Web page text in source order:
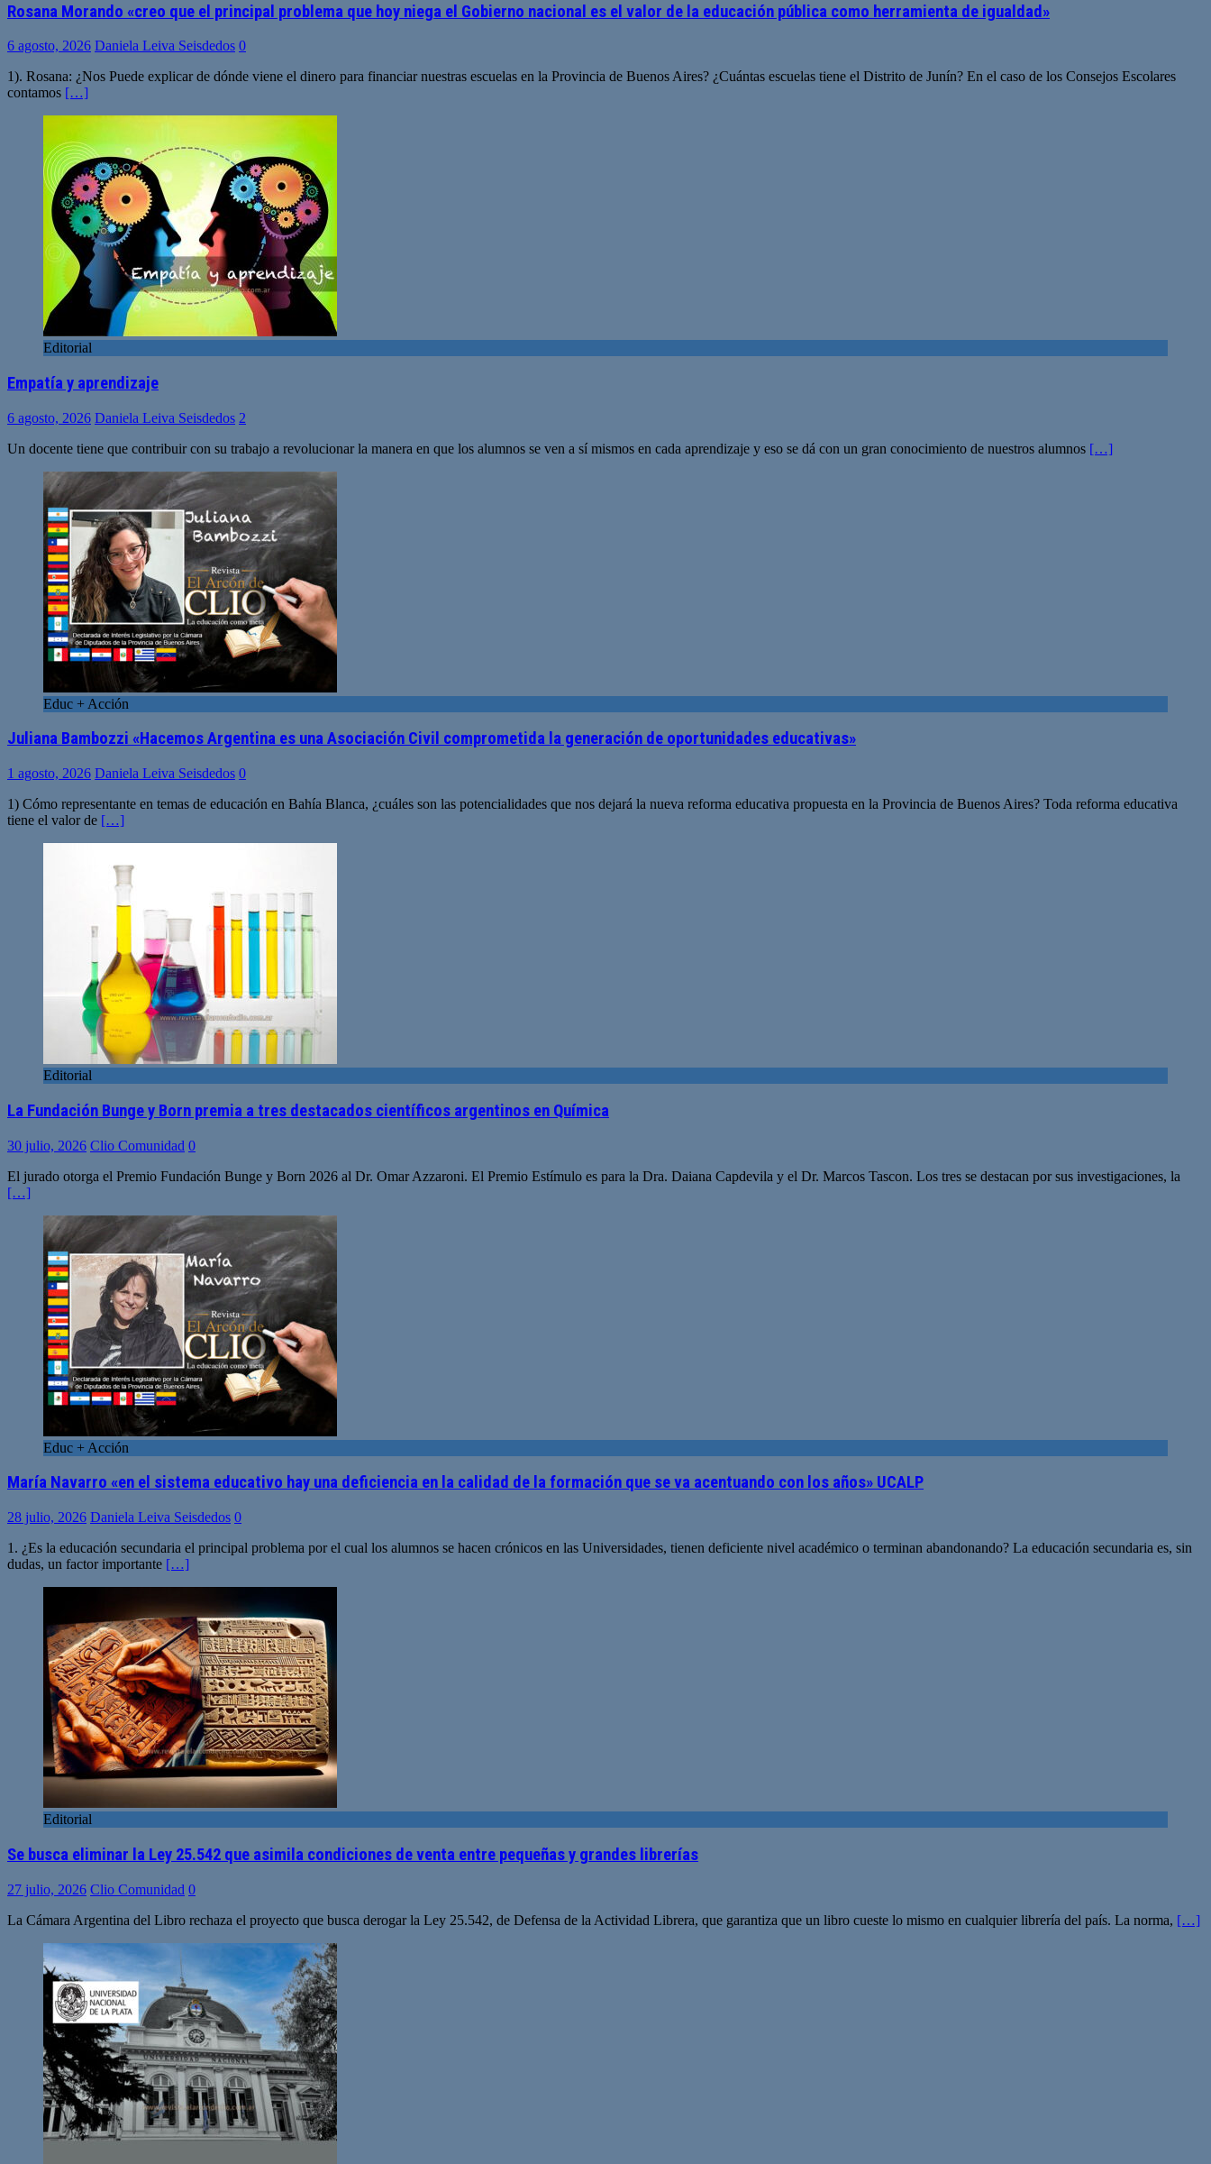
Rosana Morando «creo que el principal problema que hoy niega el Gobierno nacional es el valor de la educación pública como herramienta de igualdad»
6 agosto, 2026 Daniela Leiva Seisdedos 0
1). Rosana: ¿Nos Puede explicar de dónde viene el dinero para financiar nuestras escuelas en la Provincia de Buenos Aires? ¿Cuántas escuelas tiene el Distrito de Junín? En el caso de los Consejos Escolares
contamos […]
Editorial
Empatía y aprendizaje
6 agosto, 2026 Daniela Leiva Seisdedos 2
Un docente tiene que contribuir con su trabajo a revolucionar la manera en que los alumnos se ven a sí mismos en cada aprendizaje y eso se dá con un gran conocimiento de nuestros alumnos […]
Educ + Acción
Juliana Bambozzi «Hacemos Argentina es una Asociación Civil comprometida la generación de oportunidades educativas»
1 agosto, 2026 Daniela Leiva Seisdedos 0
1) Cómo representante en temas de educación en Bahía Blanca, ¿cuáles son las potencialidades que nos dejará la nueva reforma educativa propuesta en la Provincia de Buenos Aires? Toda reforma educativa
tiene el valor de […]
Editorial
La Fundación Bunge y Born premia a tres destacados científicos argentinos en Química
30 julio, 2026 Clio Comunidad 0
El jurado otorga el Premio Fundación Bunge y Born 2026 al Dr. Omar Azzaroni. El Premio Estímulo es para la Dra. Daiana Capdevila y el Dr. Marcos Tascon. Los tres se destacan por sus investigaciones, la
[…]
Educ + Acción
María Navarro «en el sistema educativo hay una deficiencia en la calidad de la formación que se va acentuando con los años» UCALP
28 julio, 2026 Daniela Leiva Seisdedos 0
1. ¿Es la educación secundaria el principal problema por el cual los alumnos se hacen crónicos en las Universidades, tienen deficiente nivel académico o terminan abandonando? La educación secundaria es, sin
dudas, un factor importante […]
Editorial
Se busca eliminar la Ley 25.542 que asimila condiciones de venta entre pequeñas y grandes librerías
27 julio, 2026 Clio Comunidad 0
La Cámara Argentina del Libro rechaza el proyecto que busca derogar la Ley 25.542, de Defensa de la Actividad Librera, que garantiza que un libro cueste lo mismo en cualquier librería del país. La norma, […]